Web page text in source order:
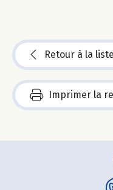
Retour à la liste
Imprimer la